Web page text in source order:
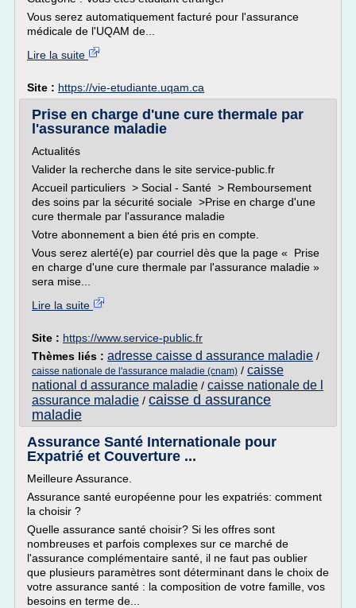
Vous serez automatiquement facturé pour l'assurance
médicale de l'UQAM de...
Lire la suite
Site : https://vie-etudiante.uqam.ca
Prise en charge d'une cure thermale par
l'assurance maladie
Actualités
Valider la recherche dans le site service-public.fr
Accueil particuliers > Social - Santé > Remboursement
des soins par la sécurité sociale >Prise en charge d'une
cure thermale par l'assurance maladie
Votre abonnement a bien été pris en compte.
Vous serez alerté(e) par courriel dès que la page « Prise
en charge d'une cure thermale par l'assurance maladie »
sera mise...
Lire la suite
Site : https://www.service-public.fr
Thèmes liés : adresse caisse d assurance maladie /
caisse nationale de l'assurance maladie (cnam) / caisse
national d assurance maladie / caisse nationale de l
assurance maladie / caisse d assurance
maladie
Assurance Santé Internationale pour
Expatrié et Couverture ...
Meilleure Assurance.
Assurance santé européenne pour les expatriés: comment
la choisir ?
Quelle assurance santé choisir? Si les offres sont
nombreuses et parfois complexes sur ce marché de
l'assurance complémentaire santé, il ne faut pas oublier
que plusieurs paramètres sont déterminant dans le choix de
votre assurance santé : la composition de votre famille, vos
besoins en terme de...